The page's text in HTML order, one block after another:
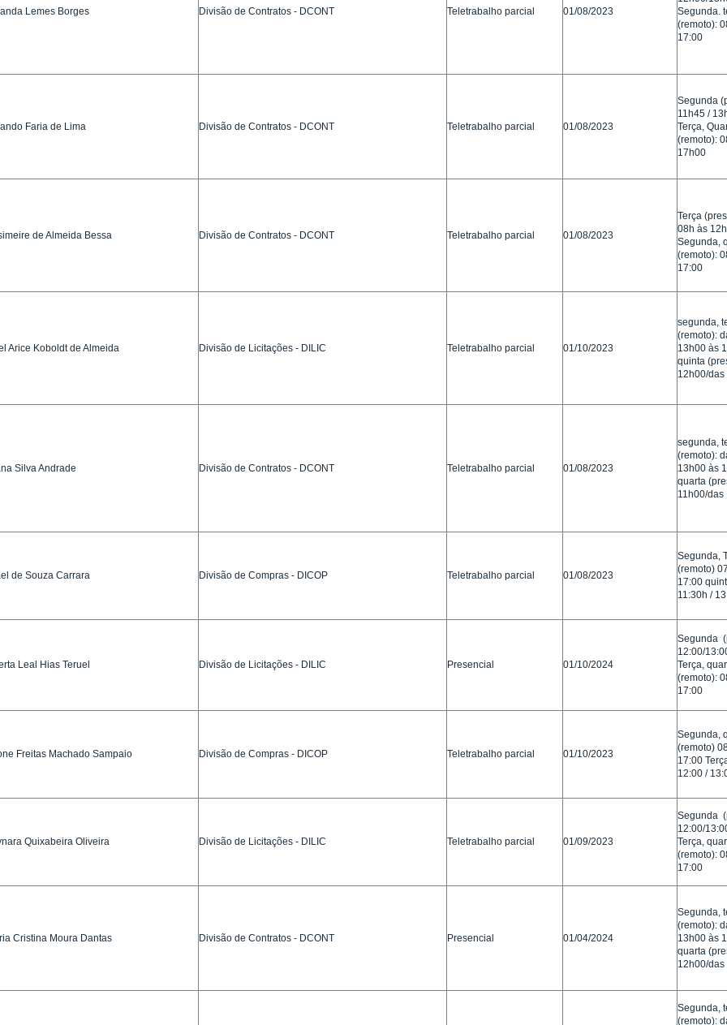
Lemes Borges Divisão de Contratos - DCONT Teletrabalho parcial 01/08/2023
Segunda.
(remoto):
17:00
Faria de Lima Divisão de Contratos - DCONT Teletrabalho parcial 01/08/2023
Segunda
11h45 /
Terça,
(remoto):
17h00
de Almeida Bessa Divisão de Contratos - DCONT Teletrabalho parcial 01/08/2023
Terça
08h às
Segunda,
(remoto):
17:00
Arice Koboldt de Almeida Divisão de Licitações - DILIC Teletrabalho parcial 01/10/2023
segunda,
(remoto):
13h00 às
quinta
12h00/
Silva Andrade Divisão de Contratos - DCONT Teletrabalho parcial 01/08/2023
segunda,
(remoto):
13h00 às
quarta
11h00/das
de Souza Carrara Divisão de Compras - DICOP Teletrabalho parcial 01/08/2023
Segunda,
(remoto)
17:00
11:30h /
Leal Hias Teruel Divisão de Licitações - DILIC Presencial 01/10/2024
Segunda
12:00/
Terça,
(remoto):
17:00
Freitas Machado Sampaio Divisão de Compras - DICOP Teletrabalho parcial 01/10/2023
Segunda,
(remoto)
17:00
12:00 /
Quixabeira Oliveira Divisão de Licitações - DILIC Teletrabalho parcial 01/09/2023
Segunda
12:00/
Terça,
(remoto):
17:00
Cristina Moura Dantas Divisão de Contratos - DCONT Presencial 01/04/2024
Segunda,
(remoto):
13h00 às
quarta
12h00/
Segunda,
(remoto):